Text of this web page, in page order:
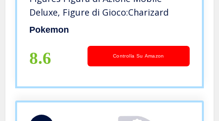
Deluxe, Figure di Gioco:Charizard
Pokemon
8.6 Controlla Su Amazon